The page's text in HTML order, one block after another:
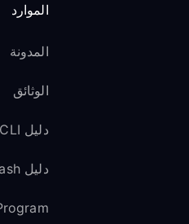
الموارد
المدونة
الوثائق
دليل CLI
دليل Clash